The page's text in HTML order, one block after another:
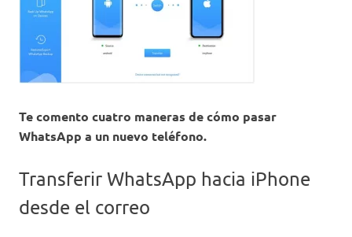
Te comento cuatro maneras de cómo pasar
WhatsApp a un nuevo teléfono.
Transferir WhatsApp hacia iPhone
desde el correo